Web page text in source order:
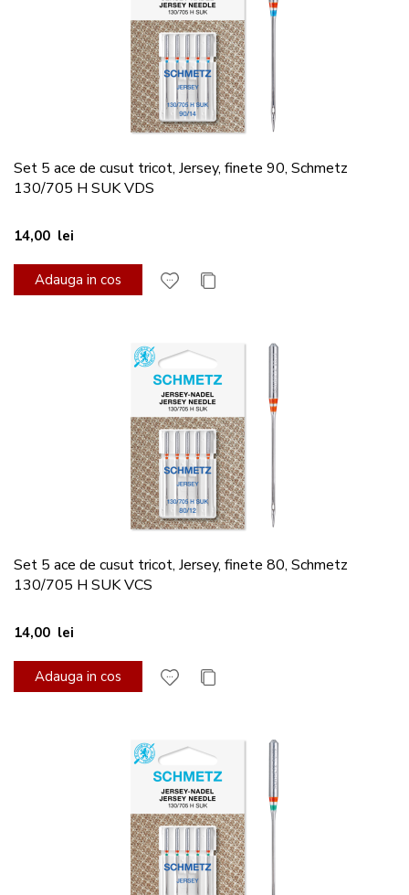
Set 5 ace de cusut tricot, Jersey, finete 90, Schmetz
130/705 H SUK VDS
14,00 lei
Adauga in cos
Set 5 ace de cusut tricot, Jersey, finete 80, Schmetz
130/705 H SUK VCS
14,00 lei
Adauga in cos